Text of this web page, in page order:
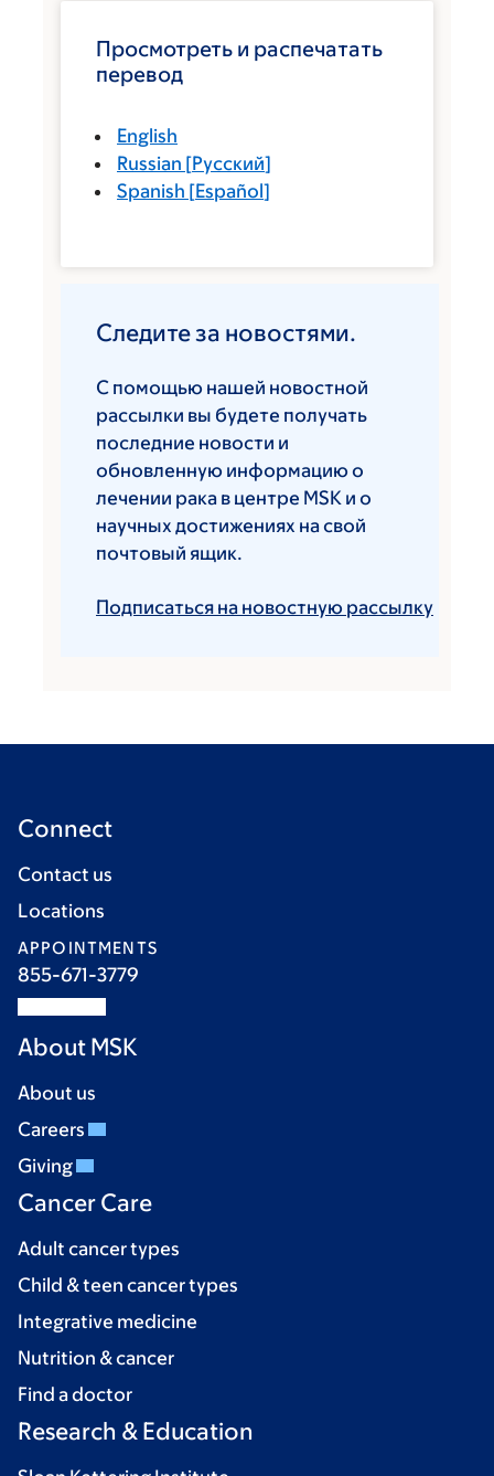
Просмотреть и распечатать
перевод
English
Russian [Русский]
Spanish [Español]
Следите за новостями.
С помощью нашей новостной
рассылки вы будете получать
последние новости и
обновленную информацию о
лечении рака в центре MSK и о
научных достижениях на свой
почтовый ящик.
Подписаться на новостную рассылку
Connect
Contact us
Locations
APPOINTMENTS
855-671-3779
About MSK
About us
Careers
Giving
Cancer Care
Adult cancer types
Child & teen cancer types
Integrative medicine
Nutrition & cancer
Find a doctor
Research & Education